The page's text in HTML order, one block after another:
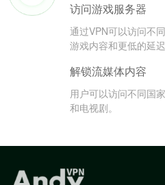
访问游戏服务器
通过VPN可以访问不
游戏内容和更低的延迟
解锁流媒体内容
用户可以访问不同国
和电视剧。